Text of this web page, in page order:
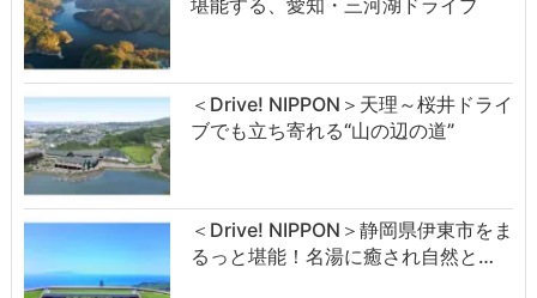
堪能する、愛知・三河湖ドライブ
＜Drive! NIPPON＞天理～桜井ドライ
ブでも立ち寄れる“山の辺の道”
＜Drive! NIPPON＞静岡県伊東市をま
るっと堪能！名湯に癒され自然と…